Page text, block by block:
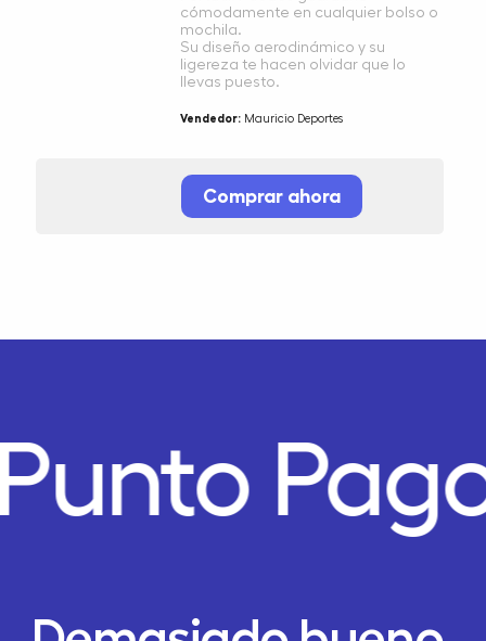
cómodamente en cualquier bolso o
mochila.
Su diseño aerodinámico y su
ligereza te hacen olvidar que lo
llevas puesto.
Vendedor: Mauricio Deportes
Comprar ahora